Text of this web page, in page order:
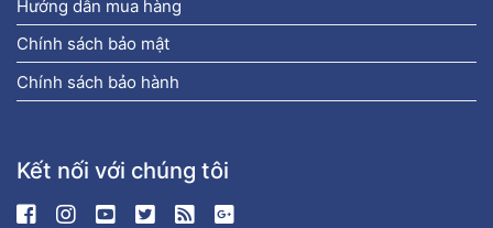
Hướng dẫn mua hàng
Chính sách bảo mật
Chính sách bảo hành
Kết nối với chúng tôi